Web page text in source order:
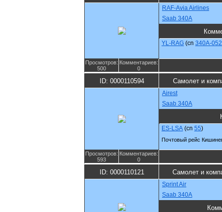
RAF-Avia Airlines
Saab 340A
YL-RAG (cn 340A-052
Просмотров:
500
Комментариев:
0
ID: 0000110594 Самолет и
Airest
Saab 340A
ES-LSA (cn 55)
Почтовый рейс
Просмотров:
593
Комментариев:
0
ID: 0000110121 Самолет и
Sprint Air
Saab 340A